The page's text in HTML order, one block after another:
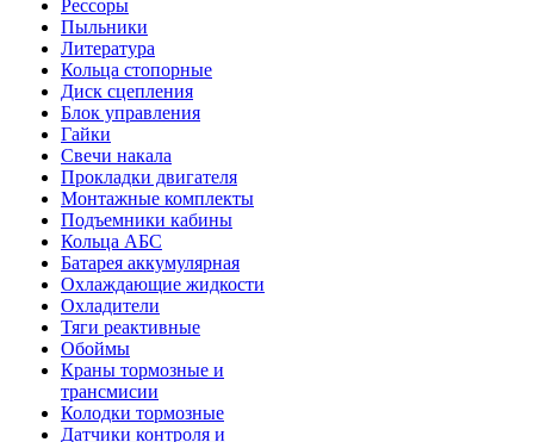
Рессоры
Пыльники
Литература
Кольца стопорные
Диск сцепления
Блок управления
Гайки
Свечи накала
Прокладки двигателя
Монтажные комплекты
Подъемники кабины
Кольца АБС
Батарея аккумулярная
Охлаждающие жидкости
Охладители
Тяги реактивные
Обоймы
Краны тормозные и
трансмисии
Колодки тормозные
Датчики контроля и